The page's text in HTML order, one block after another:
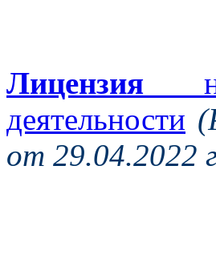
Лицензия на
деятельности
от 29.04.2022